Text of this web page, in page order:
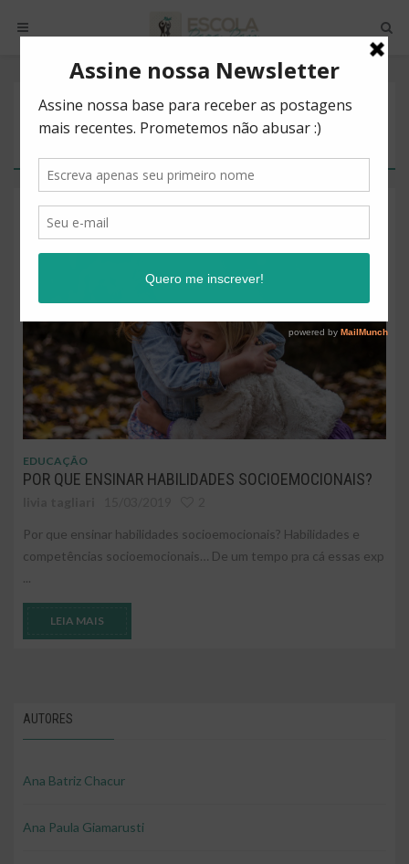
POSTS BY TAG
SOCIOEMOCIONAIS
EDUCAÇÃO
POR QUE ENSINAR HABILIDADES SOCIOEMOCIONAIS?
Por que ensinar habilidades socioemocionais? Habilidades e
competências socioemocionais… De um tempo pra cá essas exp
...
LEIA MAIS
AUTORES
Ana Batriz Chacur
Ana Paula Giamarusti